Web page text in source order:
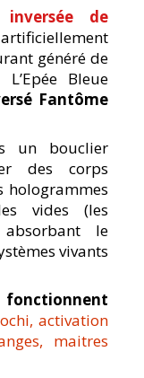
de
généré de
Bleue
Fantôme
un bouclier
des corps
hologrammes
vides (les
le
vivants
fonctionnent
activation
maitres